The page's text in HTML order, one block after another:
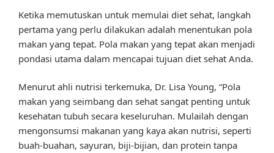
Ketika memutuskan untuk memulai diet sehat, langkah
pertama yang perlu dilakukan adalah menentukan pola
makan yang tepat. Pola makan yang tepat akan menjadi
pondasi utama dalam mencapai tujuan diet sehat Anda.
Menurut ahli nutrisi terkemuka, Dr. Lisa Young, “Pola
makan yang seimbang dan sehat sangat penting untuk
kesehatan tubuh secara keseluruhan. Mulailah dengan
mengonsumsi makanan yang kaya akan nutrisi, seperti
buah-buahan, sayuran, biji-bijian, dan protein tanpa